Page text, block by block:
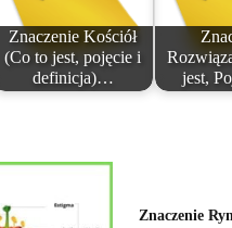
Znaczenie Kościół
(Co to jest, pojęcie i
definicja)…
jest,
Znaczenie